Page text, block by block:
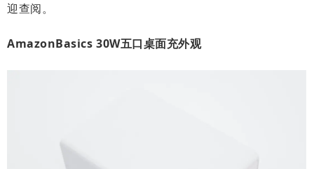
迎查阅。
AmazonBasics 30W五口桌面充外观